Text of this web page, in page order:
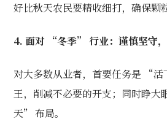
好比秋天农民要精收细打，确保颗
4. 面对 “冬季” 行业：谨慎坚守
对大多数从业者，首要任务是 “
王，削减不必要的开支；同时睁
天” 布局。